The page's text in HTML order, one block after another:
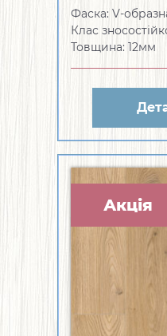
Фаска: V-
Клас
Товщина: 12мм
Акція